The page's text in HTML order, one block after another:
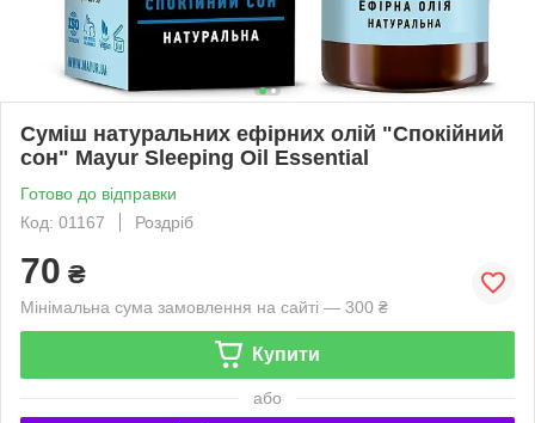
Суміш натуральних ефірних олій "Спокійний
сон" Mayur Sleeping Oil Essential
Готово до відправки
Код: 01167
Роздріб
70 ₴
Мінімальна сума замовлення на сайті — 300 ₴
Купити
або